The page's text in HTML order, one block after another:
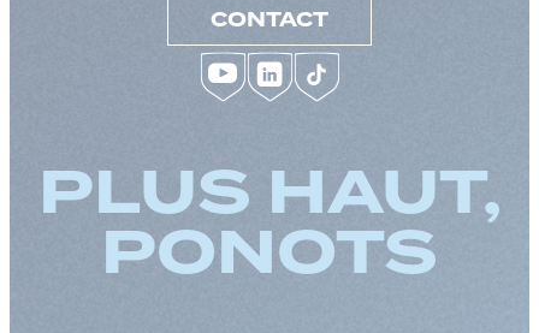
CONTACT
PLUS HAUT,
PONOTS